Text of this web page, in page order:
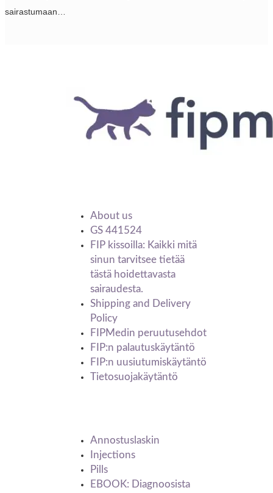
sairastumaan…
About us
GS 441524
FIP kissoilla: Kaikki mitä
sinun tarvitsee tietää
tästä hoidettavasta
sairaudesta.
Shipping and Delivery
Policy
FIPMedin peruutusehdot
FIP:n palautuskäytäntö
FIP:n uusiutumiskäytäntö
Tietosuojakäytäntö
Annostuslaskin
Injections
Pills
EBOOK: Diagnoosista